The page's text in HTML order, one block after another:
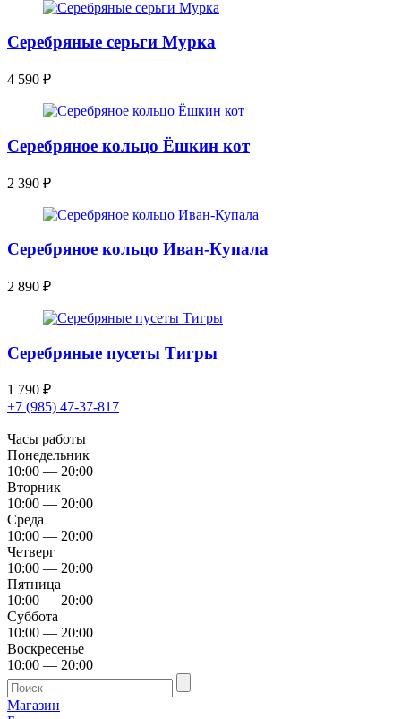
Серебряные серьги Мурка
4 590 ₽
Серебряное кольцо Ёшкин кот
2 390 ₽
Серебряное кольцо Иван-Купала
2 890 ₽
Серебряные пусеты Тигры
1 790 ₽
+7 (985) 47-37-817
Часы работы
Понедельник
10:00 — 20:00
Вторник
10:00 — 20:00
Среда
10:00 — 20:00
Четверг
10:00 — 20:00
Пятница
10:00 — 20:00
Суббота
10:00 — 20:00
Воскресенье
10:00 — 20:00
Магазин